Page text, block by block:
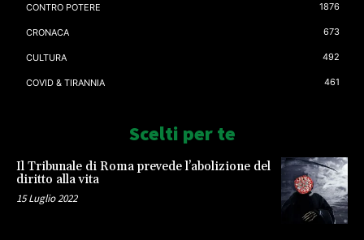
CONTRO POTERE 1876
CRONACA 673
CULTURA 492
COVID & TIRANNIA 461
Scelti per te
Il Tribunale di Roma prevede l’abolizione del
diritto alla vita
15 Luglio 2022